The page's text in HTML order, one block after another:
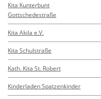
Kita Kunterbunt
Gottschedestraße
Kita Akila e.V.
Kita Schulstraße
Kath. Kita St. Robert
Kinderladen Spatzenkinder